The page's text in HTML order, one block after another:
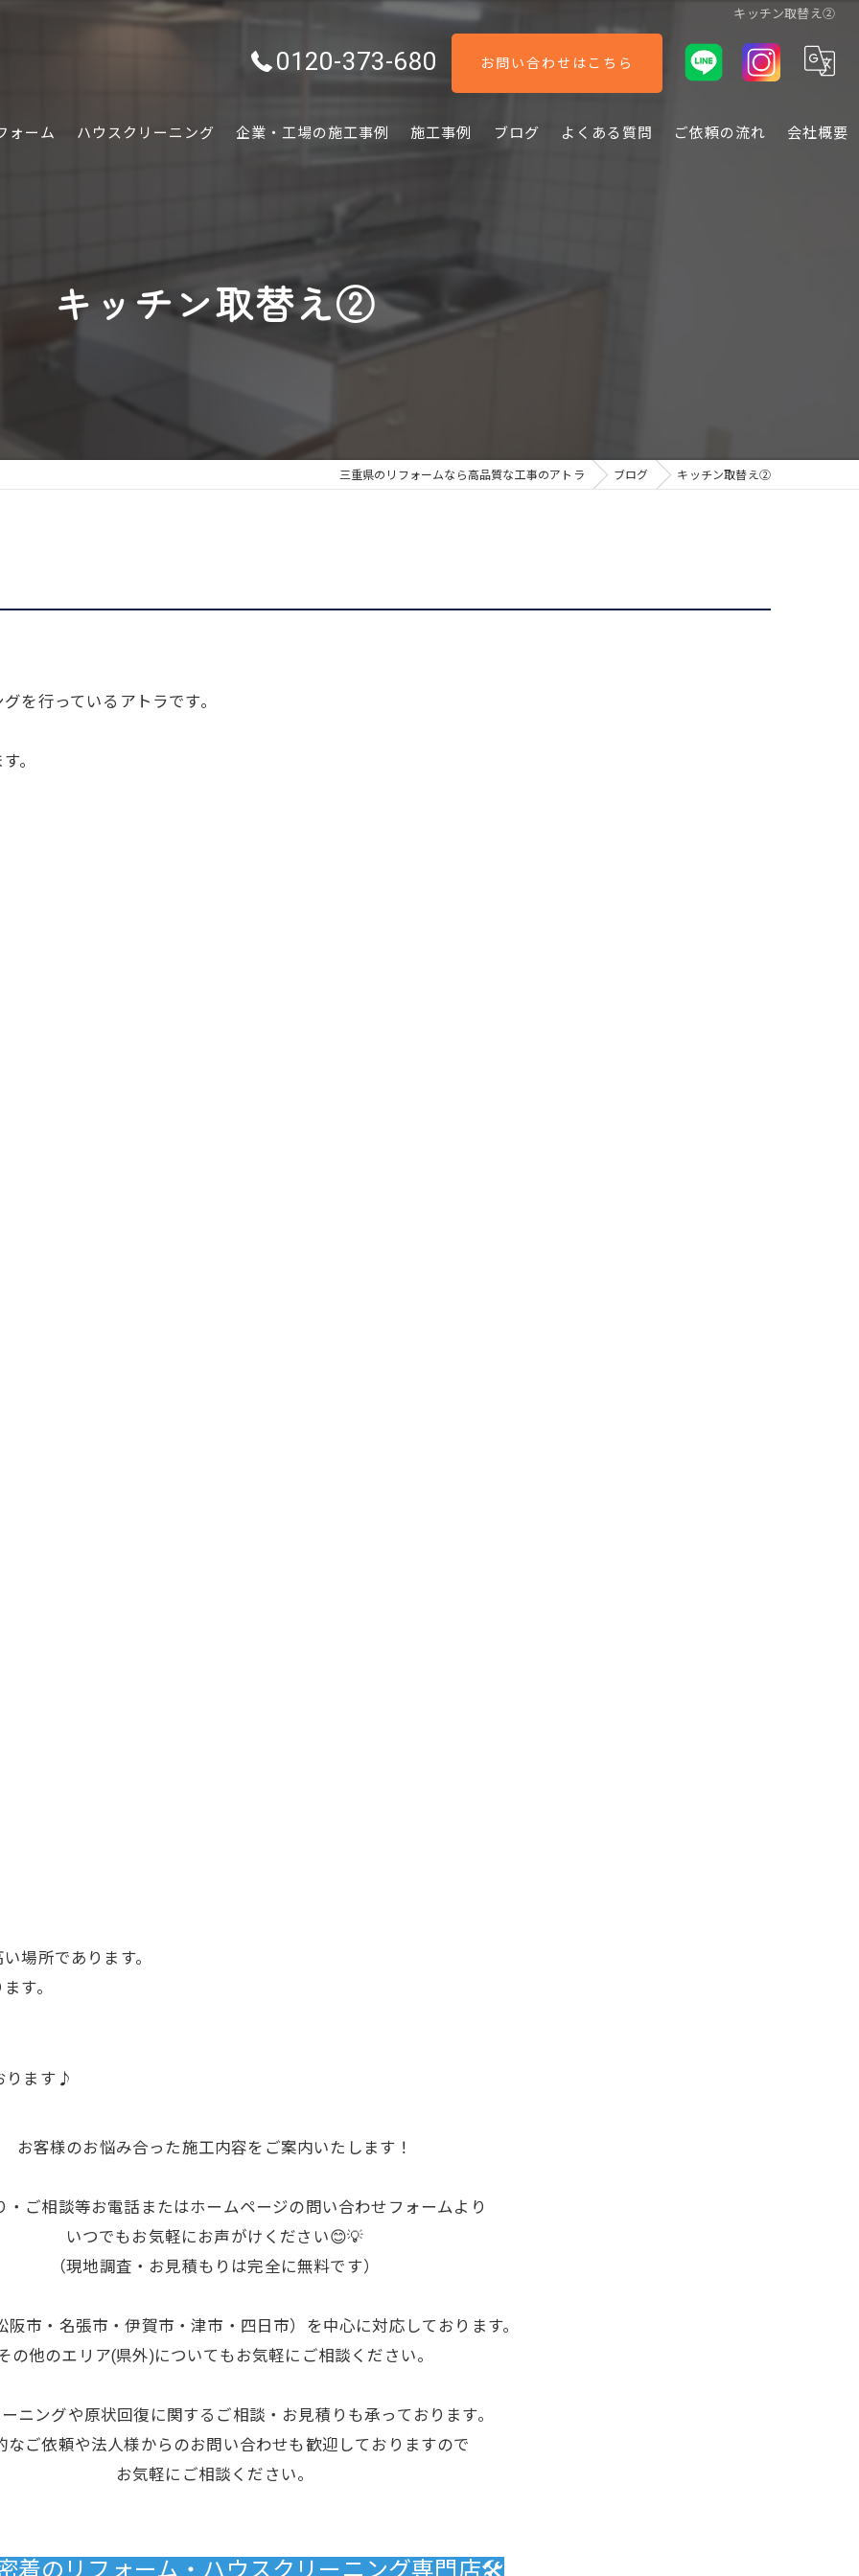
キッチン取替え②
0120-373-680 お問い合わせはこちら
ォーム ハウスクリーニング 企業・工場の施工事例 施工事例 ブログ よくある質問 ご依頼の流れ 会社概要
キッチン取替え②
三重県のリフォームなら高品質な工事のアトラ ブログ キッチン取替え②
を行っているアトラです。
。
場所であります。
す。
ります♪
お客様のお悩み合った施工内容をご案内いたします！
・ご相談等お電話またはホームページの問い合わせフォームより
いつでもお気軽にお声がけください😊💡
（現地調査・お見積もりは完全に無料です）
阪市・名張市・伊賀市・津市・四日市）を中心に対応しております。
の他のエリア(県外)についてもお気軽にご相談ください。
ニングや原状回復に関するご相談・お見積りも承っております。
なご依頼や法人様からのお問い合わせも歓迎しておりますので
お気軽にご相談ください。
着のリフォーム・ハウスクリーニング専門店🛠️